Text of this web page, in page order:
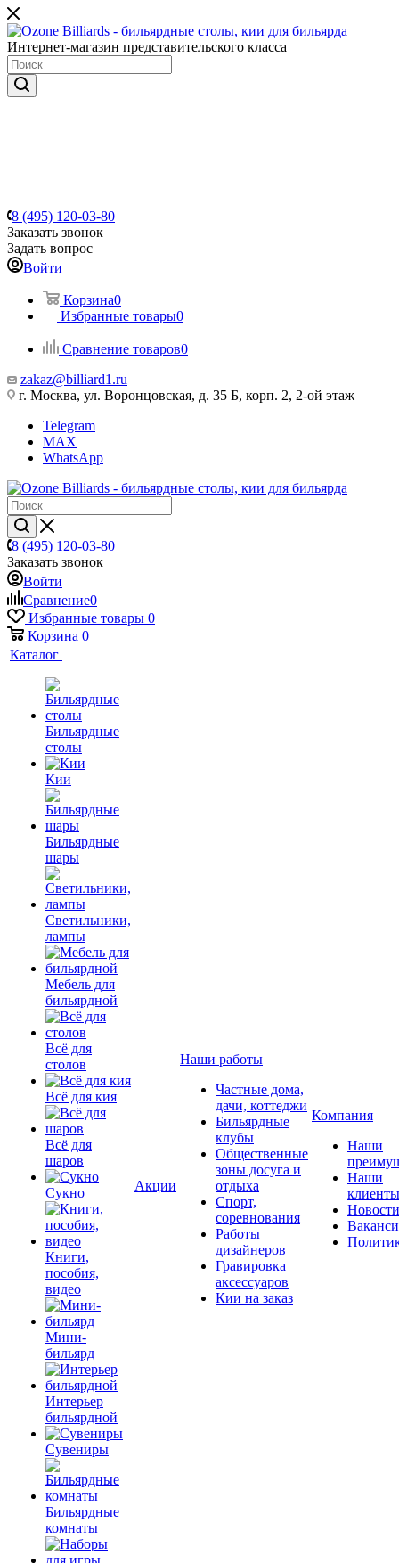
Интернет-магазин представительского класса
8 (495) 120-03-80
Заказать звонок
Задать вопрос
Войти
Корзина0
Избранные товары0
Сравнение товаров0
zakaz@billiard1.ru
г. Москва, ул. Воронцовская, д. 35 Б, корп. 2, 2-ой этаж
Telegram
MAX
WhatsApp
8 (495) 120-03-80
Заказать звонок
Войти
Сравнение0
Избранные товары 0
Корзина 0
Каталог
Бильярдные
столы
Кии
Бильярдные
шары
Светильники,
лампы
Мебель для
бильярдной
Всё для
столов
Всё для кия
Всё для
шаров
Сукно
Книги,
пособия,
видео
Мини-
бильярд
Интерьер
бильярдной
Сувениры
Бильярдные
комнаты
Акции
Наши работы
Частные дома,
дачи, коттеджи
Бильярдные
клубы
Общественные
зоны досуга и
отдыха
Спорт,
соревнования
Работы
дизайнеров
Гравировка
аксессуаров
Кии на заказ
Компания
Наши
Наши
клиенты
Новости